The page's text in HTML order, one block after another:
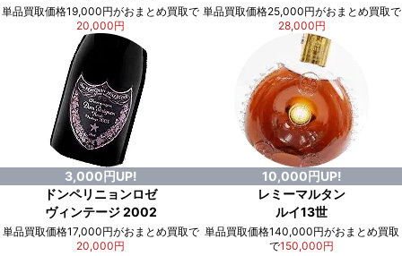
単品買取価格19,000円がおまとめ買取で
20,000円
単品買取価格25,000円がおまとめ買取で
28,000円
3,000円UP!
ドンペリニョンロゼ
ヴィンテージ 2002
単品買取価格17,000円がおまとめ買取で
20,000円
10,000円UP!
レミーマルタン
ルイ13世
単品買取価格140,000円がおまとめ買取
で150,000円